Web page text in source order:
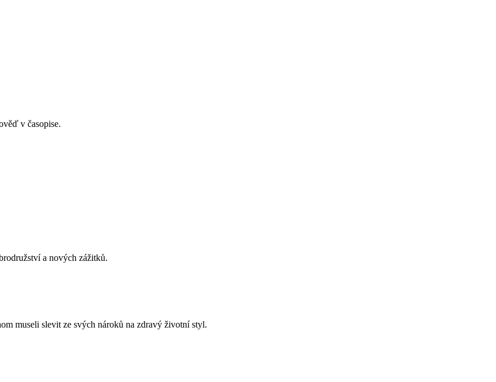
v časopise.
a nových zážitků.
museli slevit ze svých nároků na zdravý životní styl.